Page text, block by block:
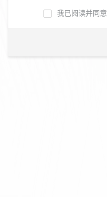
我已阅读并同意